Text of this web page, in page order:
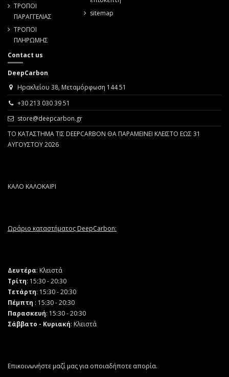
ΤΡΟΠΟΙ
ΠΑΡΑΓΓΕΛΙΑΣ
ΤΡΟΠΟΙ
ΠΛΗΡΩΜΗΣ
sitemap
Contact us
DeepCarbon
Ηρακλείου 38, Μεταμόρφωση 144 51
+30 213 030 39 51
store@deepcarbon.gr
ΤΟ ΚΑΤΑΣΤΗΜΑ ΤΙΣ DEEPCARBON ΘΑ ΠΑΡΑΜΕΙΝΕΙ ΚΛΕΙΣΤΟ ΕΩΣ 31
ΑΥΓΟΥΣΤΟΥ 2026
ΚΑΛΟ ΚΑΛΟΚΑΙΡΙ
Ωράριο καταστήματος DeepCarbon:
Δευτέρα: Κλειστά
Τρίτη: 15:30 - 20:30
Τετάρτη: 15:30 - 20:30
Πέμπτη : 15:30 - 20:30
Παρασκευή: 15:30 - 20:30
Σάββατο - Κυριακή: Κλειστά
Επικοινωνήστε μαζί μας για οποιαδήποτε απορία.